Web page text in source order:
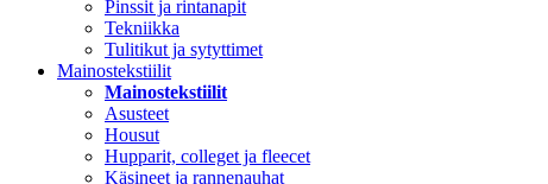
Pinssit ja rintanapit
Tekniikka
Tulitikut ja sytyttimet
Mainostekstiilit
Mainostekstiilit
Asusteet
Housut
Hupparit, colleget ja fleecet
Käsineet ja rannenauhat